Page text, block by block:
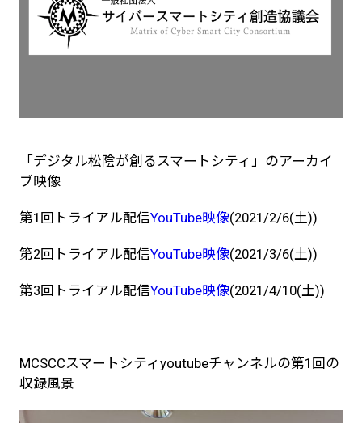
「デジタル松陰が創るスマートシティ」のアーカイ
ブ映像
第1回トライアル配信YouTube映像(2021/2/6(土))
第2回トライアル配信YouTube映像(2021/3/6(土))
第3回トライアル配信YouTube映像(2021/4/10(土))
MCSCCスマートシティyoutubeチャンネルの第1回の
収録風景